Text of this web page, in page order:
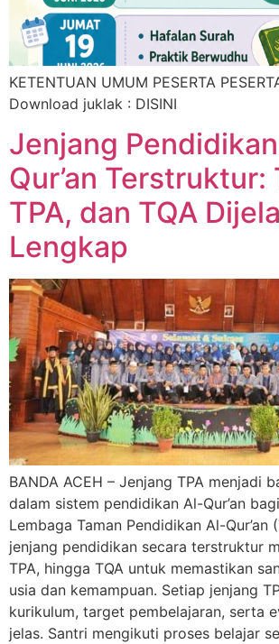
KETENTUAN UMUM PESERTA
Download juklak : DISINI
Jenjang
Qur’an Terstruktur:
TPA, dan TQA
Lengkap
BANDA ACEH – Jenjang TPA menjadi
dalam sistem pendidikan Al-Qur’an
Lembaga Taman Pendidikan Al-Qur’an
jenjang pendidikan secara terstruktur
TPA, hingga TQA untuk memastikan
usia dan kemampuan. Setiap jenjang
kurikulum, target pembelajaran, serta
jelas. Santri mengikuti proses belajar